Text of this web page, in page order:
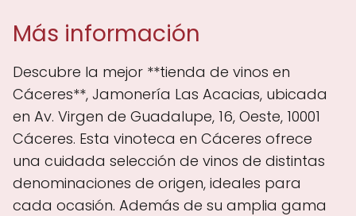
Más información
Descubre la mejor **tienda de vinos en
Cáceres**, Jamonería Las Acacias, ubicada
en Av. Virgen de Guadalupe, 16, Oeste, 10001
Cáceres. Esta vinoteca en Cáceres ofrece
una cuidada selección de vinos de distintas
denominaciones de origen, ideales para
cada ocasión. Además de su amplia gama